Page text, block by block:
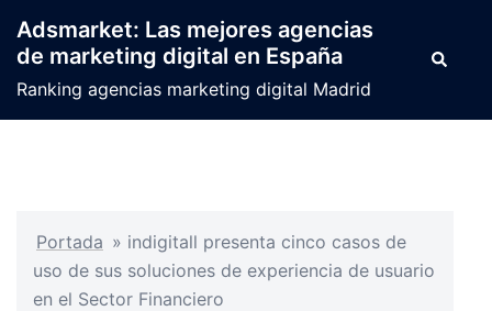
contenido
Adsmarket: Las mejores agencias
de marketing digital en España
Ranking agencias marketing digital Madrid
Buscar
Portada » indigitall presenta cinco casos de
uso de sus soluciones de experiencia de usuario
en el Sector Financiero